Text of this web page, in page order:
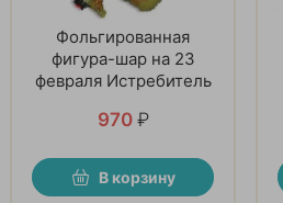
Фольгированная
фигура-шар на 23
февраля Истребитель
970 ₽
В корзину